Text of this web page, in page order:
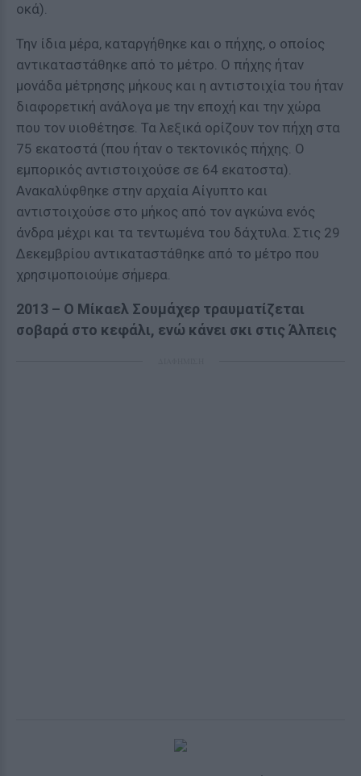
οκά).
Την ίδια μέρα, καταργήθηκε και ο πήχης, ο οποίος
αντικαταστάθηκε από το μέτρο. Ο πήχης ήταν
μονάδα μέτρησης μήκους και η αντιστοιχία του ήταν
διαφορετική ανάλογα με την εποχή και την χώρα
που τον υιοθέτησε. Τα λεξικά ορίζουν τον πήχη στα
75 εκατοστά (που ήταν ο τεκτονικός πήχης. Ο
εμπορικός αντιστοιχούσε σε 64 εκατοστα).
Ανακαλύφθηκε στην αρχαία Αίγυπτο και
αντιστοιχούσε στο μήκος από τον αγκώνα ενός
άνδρα μέχρι και τα τεντωμένα του δάχτυλα. Στις 29
Δεκεμβρίου αντικαταστάθηκε από το μέτρο που
χρησιμοποιούμε σήμερα.
2013 – Ο Μίκαελ Σουμάχερ τραυματίζεται
σοβαρά στο κεφάλι, ενώ κάνει σκι στις Άλπεις